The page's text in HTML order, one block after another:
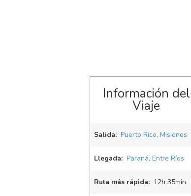
Información del
Viaje
Salida: Puerto Rico, Misiones
Llegada: Paraná, Entre Ríos
Ruta más rápida: 12h 35min